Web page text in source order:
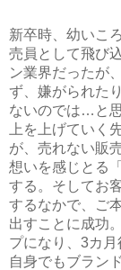
新卒時、幼いこ
売員として飛び
ン業界だったが
ず、嫌がられた
ないのでは…と
上を上げていく
が、売れない販
想いを感じとる
する。そしてお
するなかで、ご
出すことに成功
プになり、3カ
自身でもブラン